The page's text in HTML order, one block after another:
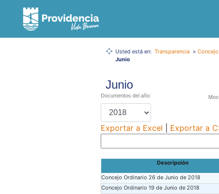
Usted está en: Transparencia >
Junio
Junio
Documentos del año:
Exportar a Excel Exportar a
Descripción
Concejo Ordinario 26 de Junio de 2018
Concejo Ordinario 19 de Junio de 2018